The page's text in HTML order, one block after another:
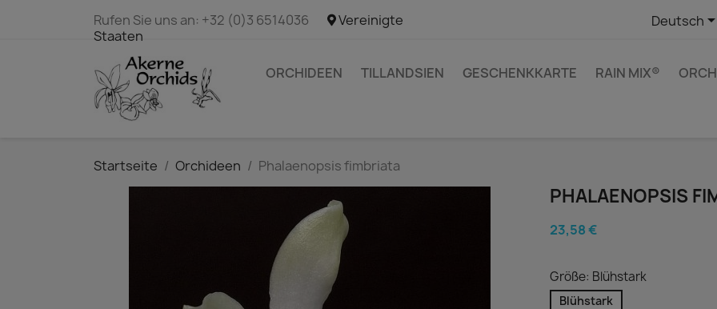
Rufen Sie uns an: +32 (0)3 6514036
Vereinigte
Staaten
Deutsch
ORCHIDEEN TILLANDSIEN GESCHENKKARTE RAIN MIX®
Startseite Orchideen Phalaenopsis fimbriata
PHALAENOPSIS
23,58 €
Größe: Blühstark
Blühstark